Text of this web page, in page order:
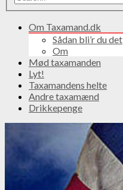
Om Taxamand.dk
Sådan bli’r du det
Om
Mød taxamanden
Lyt!
Taxamandens helte
Andre taxamænd
Drikkepenge